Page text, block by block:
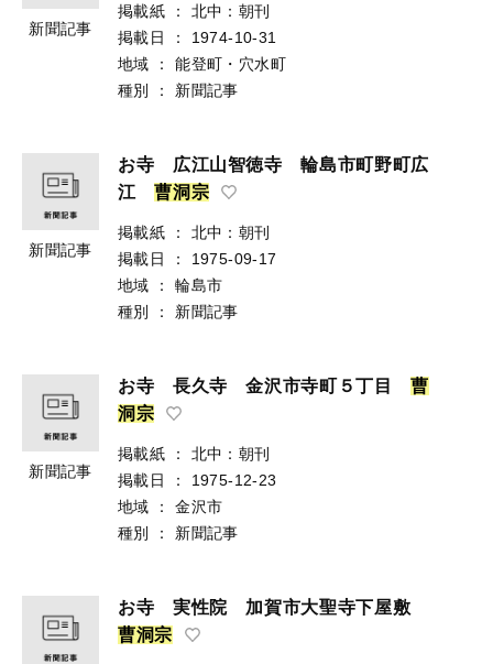
新聞記事
掲載紙 ：
北中：朝刊
掲載日
：
1974-10-31
地域
：
能登町・穴水町
種別
： 新聞記事
新聞記事
お寺 広江山智徳寺 輪島市町野町広
江曹洞 宗
掲載紙 ：
北中：朝刊
掲載日
：
1975-09-17
地域
：
輪島市
種別
： 新聞記事
新聞記事
お寺 長久寺 金沢市寺町５丁目曹
洞 宗
掲載紙 ：
北中：朝刊
掲載日
：
1975-12-23
地域
：
金沢市
種別
： 新聞記事
お寺 実性院 加賀市大聖寺下屋敷
曹洞宗